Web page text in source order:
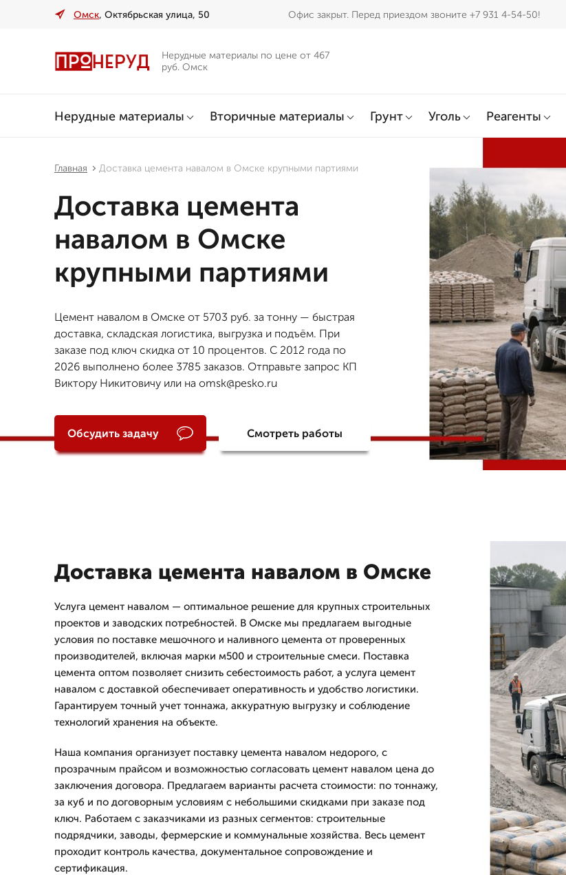
Омск, Октябрьская улица, 50 Офис закрыт. Перед приездом звоните +7 931 4-54-50!
Нерудные материалы по цене от 467
руб. Омск
Нерудные материалы Вторичные материалы Грунт Уголь Реагенты
Главная Доставка цемента навалом в Омске крупными партиями
Доставка цемента
навалом в Омске
крупными партиями
Цемент навалом в Омске от 5703 руб. за тонну — быстрая
доставка, складская логистика, выгрузка и подъём. При
заказе под ключ скидка от 10 процентов. С 2012 года по
2026 выполнено более 3785 заказов. Отправьте запрос КП
Виктору Никитовичу или на omsk@pesko.ru
Обсудить задачу Смотреть работы
Доставка цемента навалом в Омске
Услуга цемент навалом — оптимальное решение для крупных строительных
проектов и заводских потребностей. В Омске мы предлагаем выгодные
условия по поставке мешочного и наливного цемента от проверенных
производителей, включая марки м500 и строительные смеси. Поставка
цемента оптом позволяет снизить себестоимость работ, а услуга цемент
навалом с доставкой обеспечивает оперативность и удобство логистики.
Гарантируем точный учет тоннажа, аккуратную выгрузку и соблюдение
технологий хранения на объекте.
Наша компания организует поставку цемента навалом недорого, с
прозрачным прайсом и возможностью согласовать цемент навалом цена до
заключения договора. Предлагаем варианты расчета стоимости: по тоннажу,
за куб и по договорным условиям с небольшими скидками при заказе под
ключ. Работаем с заказчиками из разных сегментов: строительные
подрядчики, заводы, фермерские и коммунальные хозяйства. Весь цемент
проходит контроль качества, документальное сопровождение и
сертификация.